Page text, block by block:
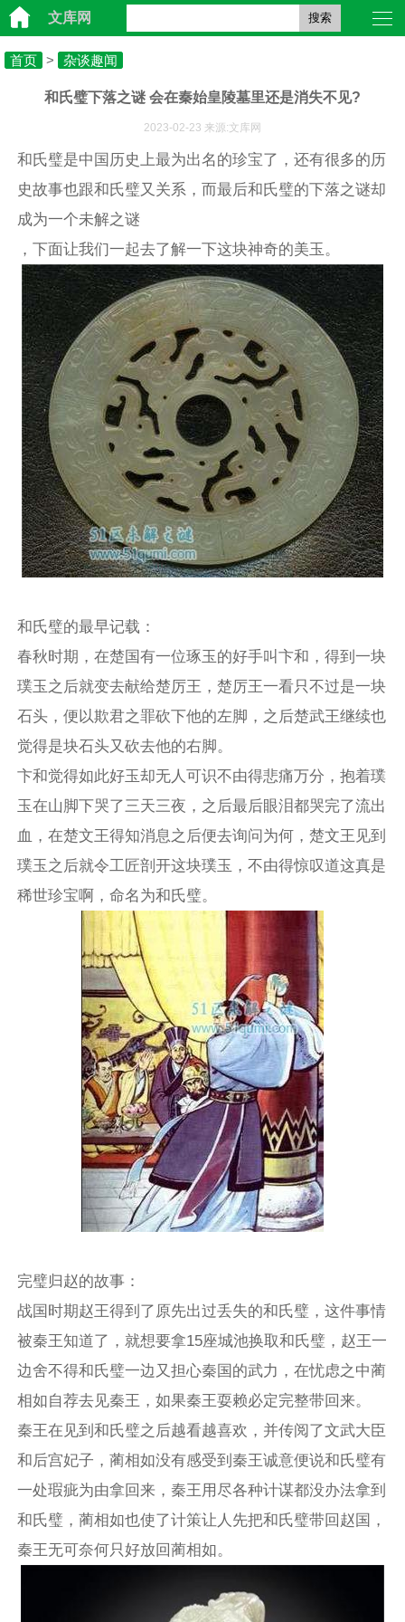
文库网 搜索
首页 > 杂谈趣闻
和氏璧下落之谜 会在秦始皇陵墓里还是消失不见?
2023-02-23 来源:文库网
和氏璧是中国历史上最为出名的珍宝了，还有很多的历
史故事也跟和氏璧又关系，而最后和氏璧的下落之谜却
成为一个未解之谜
，下面让我们一起去了解一下这块神奇的美玉。
和氏璧的最早记载：
春秋时期，在楚国有一位琢玉的好手叫卞和，得到一块
璞玉之后就变去献给楚厉王，楚厉王一看只不过是一块
石头，便以欺君之罪砍下他的左脚，之后楚武王继续也
觉得是块石头又砍去他的右脚。
卞和觉得如此好玉却无人可识不由得悲痛万分，抱着璞
玉在山脚下哭了三天三夜，之后最后眼泪都哭完了流出
血，在楚文王得知消息之后便去询问为何，楚文王见到
璞玉之后就令工匠剖开这块璞玉，不由得惊叹道这真是
稀世珍宝啊，命名为和氏璧。
完璧归赵的故事：
战国时期赵王得到了原先出过丢失的和氏璧，这件事情
被秦王知道了，就想要拿15座城池换取和氏璧，赵王一
边舍不得和氏璧一边又担心秦国的武力，在忧虑之中蔺
相如自荐去见秦王，如果秦王耍赖必定完整带回来。
秦王在见到和氏璧之后越看越喜欢，并传阅了文武大臣
和后宫妃子，蔺相如没有感受到秦王诚意便说和氏璧有
一处瑕疵为由拿回来，秦王用尽各种计谋都没办法拿到
和氏璧，蔺相如也使了计策让人先把和氏璧带回赵国，
秦王无可奈何只好放回蔺相如。